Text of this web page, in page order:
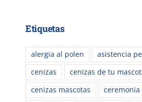
Etiquetas
alergia al polen
asistencia
cenizas
cenizas de tu
cenizas mascotas